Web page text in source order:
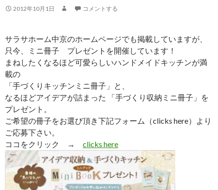
2012年10月1日 コメントする
サラサホーム中京のホームページでも掲載していますが、
只今、ミニ冊子 プレゼントを開催しています！
まねしたくなるほど可愛らしいハンドメイドキッチンが満
載の
「手づくりキッチンミニ冊子」と、
なるほどアイデアが詰まった 「手づくり収納ミニ冊子」を
プレゼント。
ご希望の冊子をお選び頂き下記フォーム（clicks here）より
ご応募下さい。
ココをクリック → clicks here